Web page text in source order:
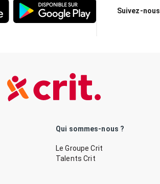
Suivez-nous
Qui sommes-nous ?
Le Groupe Crit
Talents Crit